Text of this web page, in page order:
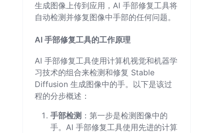
生成图像上传到应用，AI 手部修复工具将
自动检测并修复图像中手部的任何问题。
AI 手部修复工具的工作原理
AI 手部修复工具使用计算机视觉和机器学
习技术的组合来检测和修复 Stable
Diffusion 生成图像中的手。以下是该过
程的分步概述：
手部检测 ：第一步是检测图像中的
手。AI 手部修复工具使用先进的计算